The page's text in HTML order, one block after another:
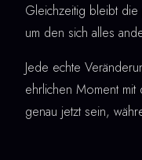
Gleichzeitig bleibt
um den sich alles
Jede echte
ehrlichen Moment
genau jetzt sein,